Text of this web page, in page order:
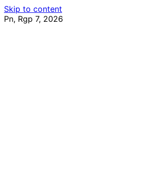
Skip to content
Pn, Rgp 7, 2026